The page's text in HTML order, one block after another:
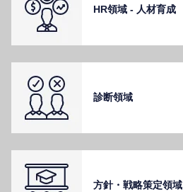
HR領域 - ⼈材育成
診断領域
⽅針・戦略策定領域